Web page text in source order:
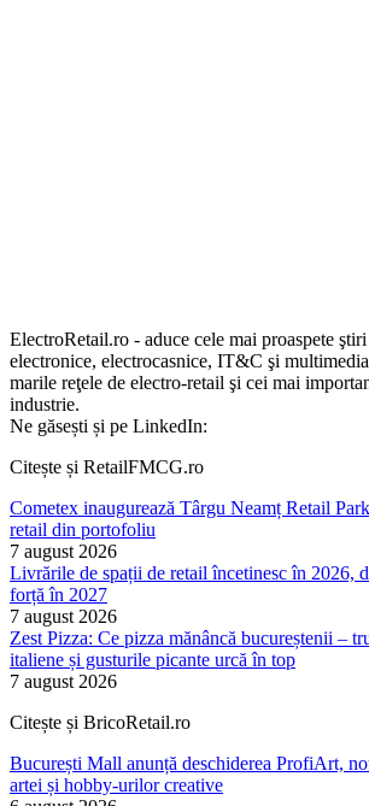
ElectroRetail.ro - aduce cele mai proaspete
electronice, electrocasnice, IT&C şi
marile reţele de electro-retail şi cei mai
industrie.
Ne găsești și pe LinkedIn:
Citește și RetailFMCG.ro
Cometex inaugurează Târgu Neamț Retail
retail din portofoliu
7 august 2026
Livrările de spații de retail încetinesc în 2026,
forță în 2027
7 august 2026
Zest Pizza: Ce pizza mănâncă bucureștenii –
italiene și gusturile picante urcă în top
7 august 2026
Citește și BricoRetail.ro
București Mall anunță deschiderea ProfiArt,
artei și hobby-urilor creative